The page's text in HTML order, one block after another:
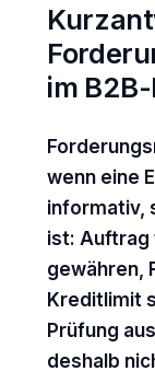
im
wenn eine
informativ,
ist: Auftrag
gewähren,
Kreditlimit
Prüfung
deshalb